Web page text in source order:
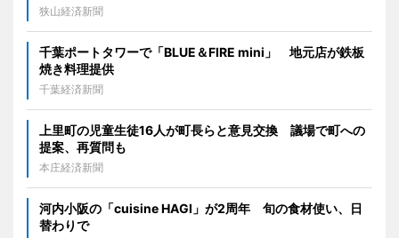
狭山経済新聞
千葉ポートタワーで「BLUE＆FIRE mini」 地元店が鉄板
焼き料理提供
千葉経済新聞
上里町の児童生徒16人が町長らと意見交換 議場で町への
提案、再質問も
本庄経済新聞
河内小阪の「cuisine HAGI」が2周年 旬の食材使い、日
替わりで